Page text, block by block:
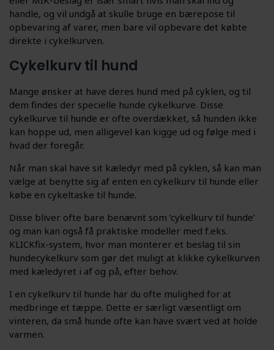
handle, og vil undgå at skulle bruge en bærepose til
opbevaring af varer, men bare vil opbevare det købte
direkte i cykelkurven.
Cykelkurv til hund
Mange ønsker at have deres hund med på cyklen, og til
dem findes der specielle hunde cykelkurve. Disse
cykelkurve til hunde er ofte overdækket, så hunden ikke
kan hoppe ud, men alligevel kan kigge ud og følge med i
hvad der foregår.
Når man skal have sit kæledyr med på cyklen, så kan man
vælge at benytte sig af enten en cykelkurv til hunde eller
købe en cykeltaske til hunde.
Disse bliver ofte bare benævnt som ’cykelkurv til hunde’
og man kan også få praktiske modeller med f.eks.
KLICKfix-system, hvor man monterer et beslag til sin
hundecykelkurv som gør det muligt at klikke cykelkurven
med kæledyret i af og på, efter behov.
I en cykelkurv til hunde har du ofte mulighed for at
medbringe et tæppe. Dette er særligt væsentligt om
vinteren, da små hunde ofte kan have svært ved at holde
varmen.